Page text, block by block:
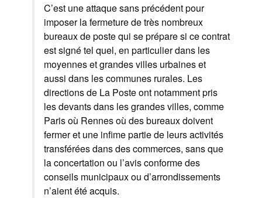
C’est une attaque sans précédent pour
imposer la fermeture de très nombreux
bureaux de poste qui se prépare si ce contrat
est signé tel quel, en particulier dans les
moyennes et grandes villes urbaines et
aussi dans les communes rurales. Les
directions de La Poste ont notamment pris
les devants dans les grandes villes, comme
Paris où Rennes où des bureaux doivent
fermer et une infime partie de leurs activités
transférées dans des commerces, sans que
la concertation ou l’avis conforme des
conseils municipaux ou d’arrondissements
n’aient été acquis.